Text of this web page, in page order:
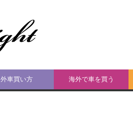
外車買い方 海外で車を買う